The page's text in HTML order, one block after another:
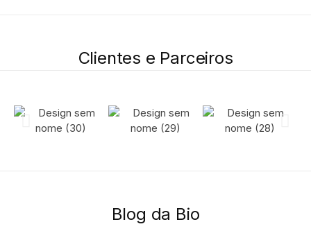
Clientes e Parceiros
Blog da Bio